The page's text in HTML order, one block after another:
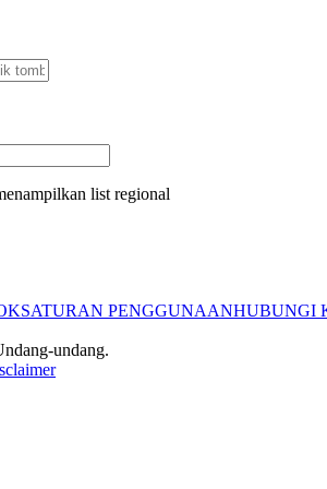
list regional
ATURAN PENGGUNAANHUBUNGI
undang.